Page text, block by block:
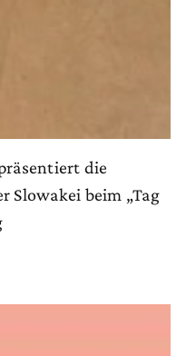
die
Slowakei beim „Tag